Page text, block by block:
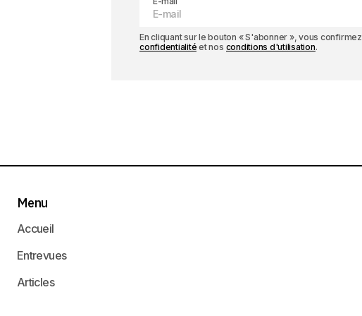
En cliquant sur le bouton « S'abonner », vous
confidentialité et nos conditions d'utilisation.
Menu
Accueil
Entrevues
Articles